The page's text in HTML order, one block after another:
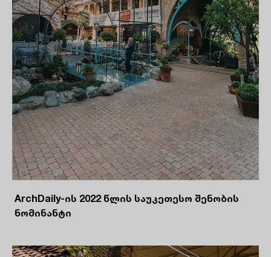
ArchDaily-ის 2022 წლის საუკეთესო შენობის
ნომინანტი